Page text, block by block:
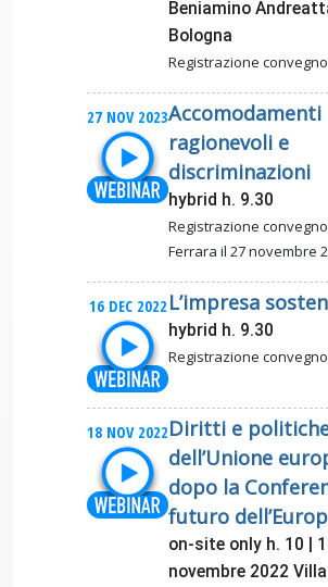
Beniamino
Bologna
Registrazione convegno
27 NOV 2023Accomodamenti
ragionevoli e
discriminazioni
hybrid h. 9.30
Registrazione
Ferrara il 27 novembre
16 DEC 2022 L’impresa
hybrid h. 9.30
Registrazione convegno
18 NOV 2022Diritti e
dell’Unione
dopo la
futuro
on-site only h. 10 |
novembre 2022